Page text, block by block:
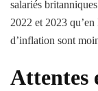
salariés
2022 et 2023
d’inflation sont
Attentes